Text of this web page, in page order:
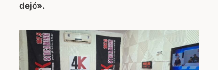
dejó».